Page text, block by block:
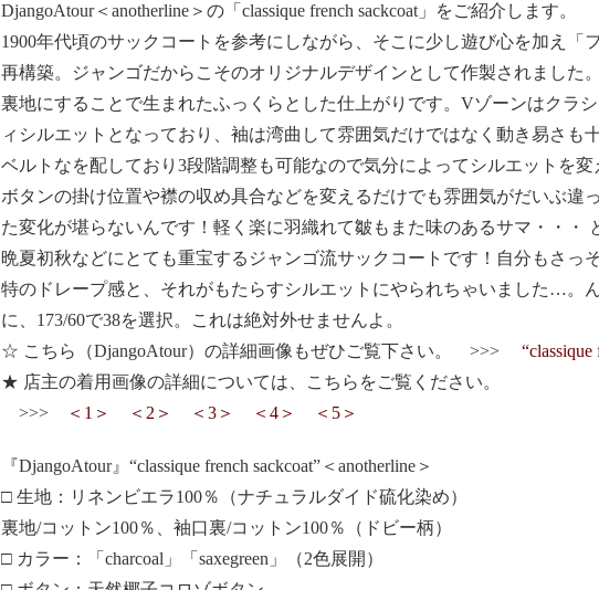
DjangoAtour＜anotherline＞の「classique french sackcoat」をご紹介します。
1900年代頃のサックコートを参考にしながら、そこに少し遊び心を加え「
再構築。ジャンゴだからこそのオリジナルデザインとして作製されました
裏地にすることで生まれたふっくらとした仕上がりです。Vゾーンはクラ
ィシルエットとなっており、袖は湾曲して雰囲気だけではなく動き易さも
ベルトなを配しており3段階調整も可能なので気分によってシルエットを変
ボタンの掛け位置や襟の収め具合などを変えるだけでも雰囲気がだいぶ違
た変化が堪らないんです！軽く楽に羽織れて皺もまた味のあるサマ・・・
晩夏初秋などにとても重宝するジャンゴ流サックコートです！自分もさっ
特のドレープ感と、それがもたらすシルエットにやられちゃいました…。
に、173/60で38を選択。これは絶対外せませんよ。
☆ こちら（DjangoAtour）の詳細画像もぜひご覧下さい。 >>>
“classique
★ 店主の着用画像の詳細については、こちらをご覧ください。
>>>
＜1＞ ＜2＞ ＜3＞ ＜4＞ ＜5＞
『DjangoAtour』“classique french sackcoat”＜anotherline＞
□ 生地：リネンビエラ100％（ナチュラルダイド硫化染め）
裏地/コットン100％、袖口裏/コットン100％（ドビー柄）
□ カラー：「charcoal」「saxegreen」（2色展開）